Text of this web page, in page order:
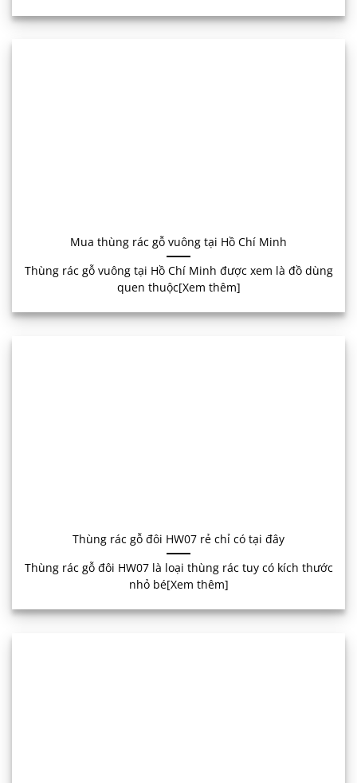
Mua thùng rác gỗ vuông tại Hồ Chí Minh
Thùng rác gỗ vuông tại Hồ Chí Minh được xem là đồ dùng
quen thuộc[Xem thêm]
Thùng rác gỗ đôi HW07 rẻ chỉ có tại đây
Thùng rác gỗ đôi HW07 là loại thùng rác tuy có kích thước
nhỏ bé[Xem thêm]